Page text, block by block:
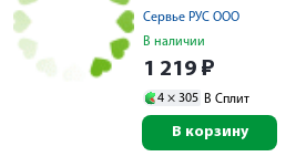
Сервье РУС ООО
В наличии
1 219 ₽
4 × 305 В Сплит
В корзину